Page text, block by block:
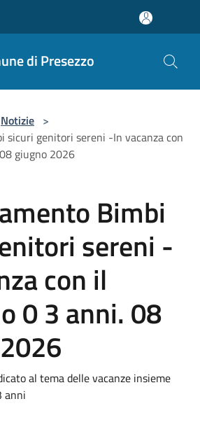
di Presezzo
Notizie >
sicuri genitori sereni -In vacanza con
giugno 2026
Bimbi
sereni -
con il
0 3 anni. 08
al tema delle vacanze insieme
anni